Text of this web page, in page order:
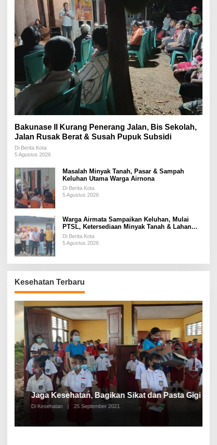
Bakunase II Kurang Penerang Jalan, Bis Sekolah,
Jalan Rusak Berat & Susah Pupuk Subsidi
Di Berita Kota
5 Agustus 2026
Masalah Minyak Tanah, Pasar & Sampah
Keluhan Utama Warga Airnona
Di Berita Kota
5 Agustus 2026
Warga Airmata Sampaikan Keluhan, Mulai
PTSL, Ketersediaan Minyak Tanah & Lahan
Pemakaman
Di Berita Kota
5 Agustus 2026
Kesehatan Terbaru
Jaga Kesehatan, Bagikan Sikat dan Pasta Gigi
Di Kesehatan | 25 September 2021